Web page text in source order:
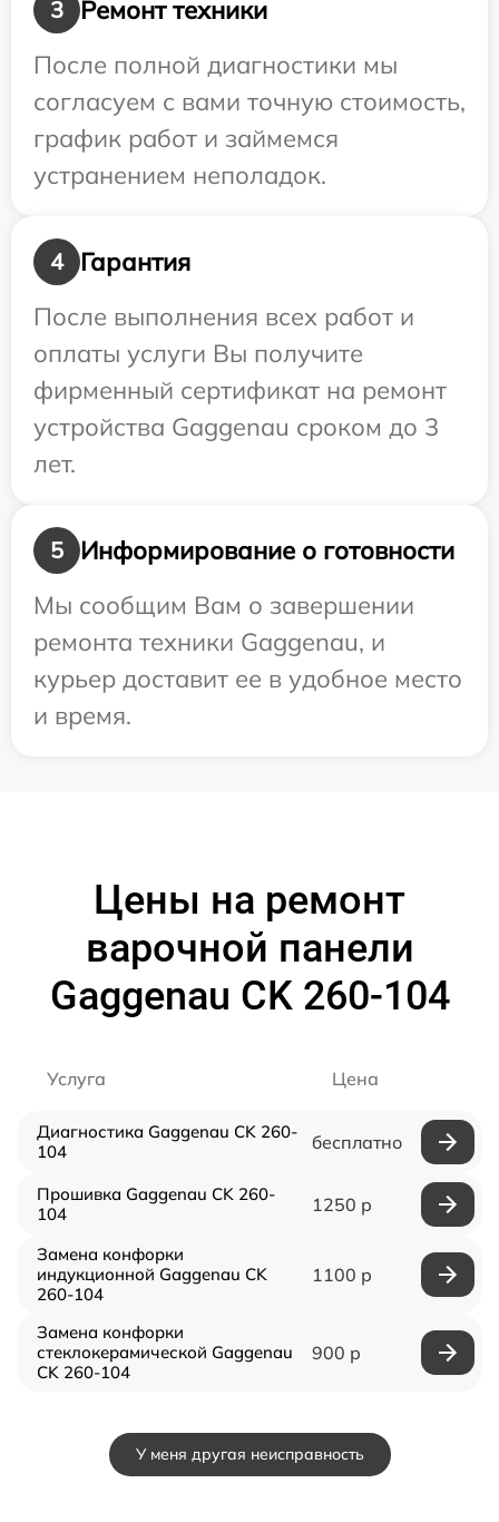
3
Ремонт техники
После полной диагностики мы
согласуем с вами точную стоимость,
график работ и займемся
устранением неполадок.
4
Гарантия
После выполнения всех работ и
оплаты услуги Вы получите
фирменный сертификат на ремонт
устройства Gaggenau сроком до 3
лет.
5
Информирование о готовности
Мы сообщим Вам о завершении
ремонта техники Gaggenau, и
курьер доставит ее в удобное место
и время.
Цены на ремонт
варочной панели
Gaggenau CK 260-104
Услуга Цена
Диагностика Gaggenau CK 260-
104
бесплатно
Прошивка Gaggenau CK 260-
104
1250 р
Замена конфорки
индукционной Gaggenau CK
260-104
1100 р
Замена конфорки
стеклокерамической Gaggenau
CK 260-104
900 р
У меня другая неисправность